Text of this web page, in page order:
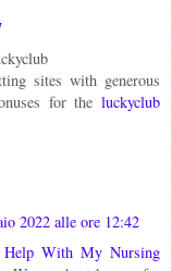
sites with generous
for the luckyclub
2022 alle ore 12:42
Help With My Nursing